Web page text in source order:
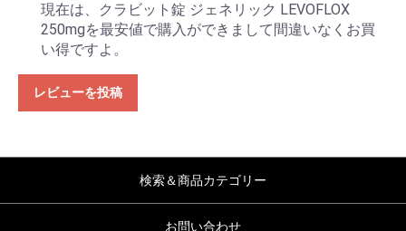
現在は、クラビット錠 ジェネリック LEVOFLOX
250mgを最安値で購入ができまして間違いなくお買
い得ですよ。
レビューを投稿
検索＆商品カテゴリー
お問い合わせ